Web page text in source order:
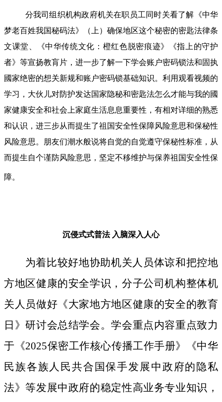
分我司组织机构政府机关在职员工同时关看了解《中华
梦老百姓我国秘码法》（上）确保地区这个秘密的密匙法律条
文课堂、《中华传统文化：橙红色脱密痕迹》《指上的守护
者》等宣扬教肓片，进一步了解一下学会账户密码锁法和固执
國家绝密的想关新规和账户密码锁基础知识。利用观看视频的
学习，大伙儿对防护发达国家隐秘和密匙法怎么才能与我的國
家健康安全和社会上家庭生活息息重要性，有相对详细的熟悉
和认识，进三步从而提生了祖国安全性保障风险意思和保秘性
风险意思。朋友们潮水般说将自觉的自觉遵守保秘性标准，从
而提生自个谨防风险意思，坚定不移维护与保养祖国安全性保
障。
沉侵式式普法 入脑深入人心
为着比较好地协助机关人员体谅和把控地
方地区健康的安全学识，分子公司机构整体机
关人员做好《大家地方地区健康的安全的教育
日》研讨会总结学会。学会重点内容重点致力
于《2025保密工作核心传播工作手册》《中华
民族各族人民共合国保手发展中政府的隐私
法》等发展中政府的稳定性高业务专业知识，